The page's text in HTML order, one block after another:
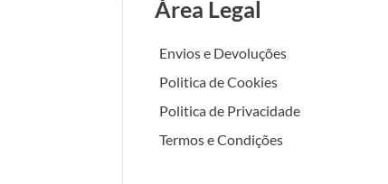
Área Legal
Envios e Devoluções
Politica de Cookies
Politica de Privacidade
Termos e Condições